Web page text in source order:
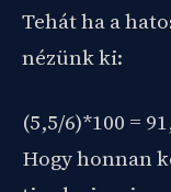
Tehát ha a
nézünk ki:
(5,5/6)*100 =
Hogy honnan